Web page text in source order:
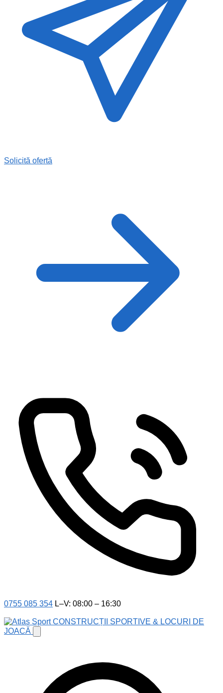
Solicită ofertă
0755 085 354 L–V: 08:00 – 16:30
CONSTRUCȚII SPORTIVE & LOCURI DE
JOACĂ